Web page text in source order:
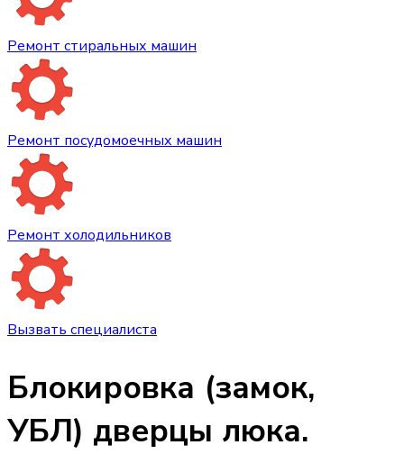
Ремонт стиральных машин
Ремонт посудомоечных машин
Ремонт холодильников
Вызвать специалиста
Блокировка (замок,
УБЛ) дверцы люка.